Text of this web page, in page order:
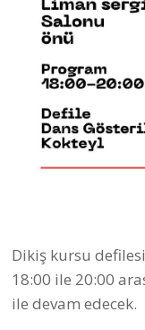
Dikiş kursu
18:00 ile 20:00
ile devam edecek.